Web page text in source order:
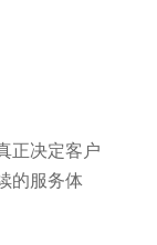
正决定客户
的服务体